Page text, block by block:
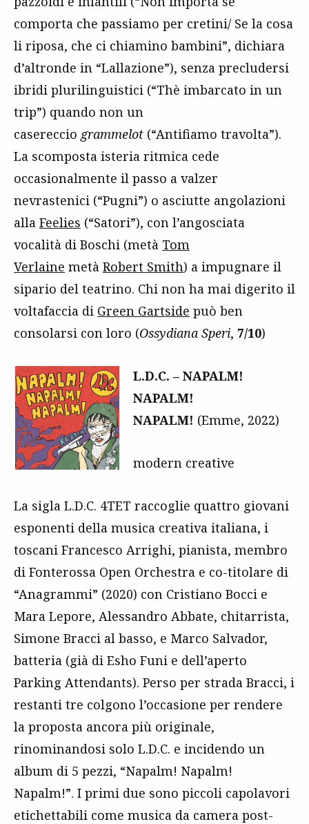
comporta che passiamo per cretini/ Se la cosa
li riposa, che ci chiamino bambini”, dichiara
d’altronde in “Lallazione”), senza precludersi
ibridi plurilinguistici (“Thè imbarcato in un
trip”) quando non un
casereccio grammelot (“Antifiamo travolta”).
La scomposta isteria ritmica cede
occasionalmente il passo a valzer
nevrastenici (“Pugni”) o asciutte angolazioni
alla Feelies (“Satori”), con l’angosciata
vocalità di Boschi (metà Tom
Verlaine metà Robert Smith) a impugnare il
sipario del teatrino. Chi non ha mai digerito il
voltafaccia di Green Gartside può ben
consolarsi con loro (Ossydiana Speri, 7/10)
L.D.C. – NAPALM!
NAPALM!
NAPALM! (Emme, 2022)
modern creative
La sigla L.D.C. 4TET raccoglie quattro giovani
esponenti della musica creativa italiana, i
toscani Francesco Arrighi, pianista, membro
di Fonterossa Open Orchestra e co-titolare di
“Anagrammi” (2020) con Cristiano Bocci e
Mara Lepore, Alessandro Abbate, chitarrista,
Simone Bracci al basso, e Marco Salvador,
batteria (già di Esho Funi e dell’aperto
Parking Attendants). Perso per strada Bracci, i
restanti tre colgono l’occasione per rendere
la proposta ancora più originale,
rinominandosi solo L.D.C. e incidendo un
album di 5 pezzi, “Napalm! Napalm!
Napalm!”. I primi due sono piccoli capolavori
etichettabili come musica da camera post-